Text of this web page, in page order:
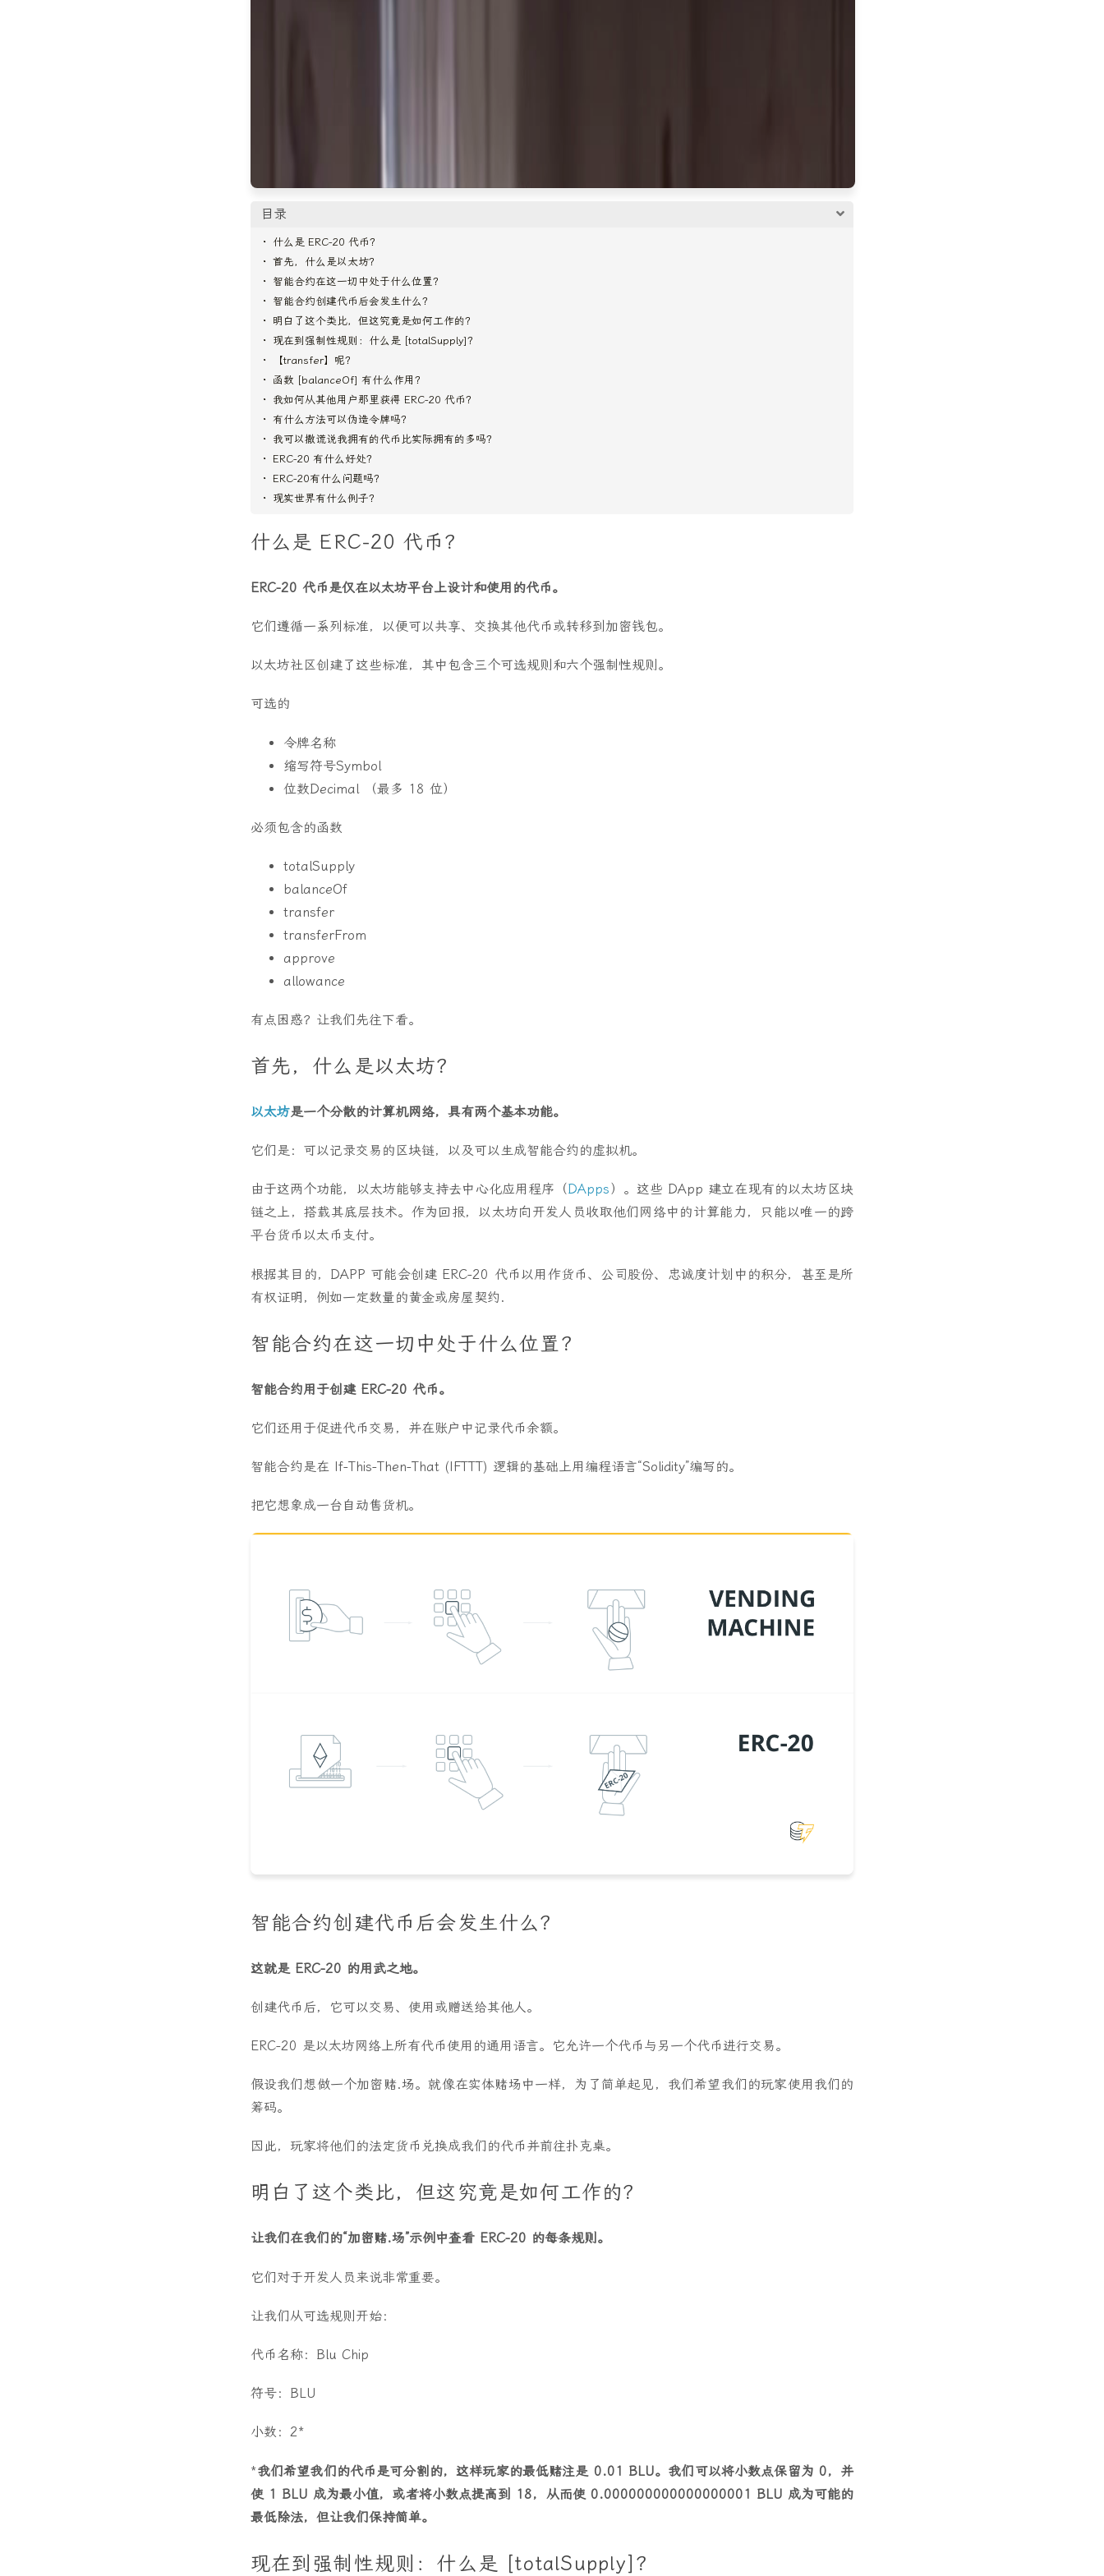
目录
什么是 ERC-20 代币？
首先，什么是以太坊？
智能合约在这一切中处于什么位置？
智能合约创建代币后会发生什么？
明白了这个类比，但这究竟是如何工作的？
现在到强制性规则：什么是 [totalSupply]？
【transfer】呢？
函数 [balanceOf] 有什么作用？
我如何从其他用户那里获得 ERC-20 代币？
有什么方法可以伪造令牌吗？
我可以撒谎说我拥有的代币比实际拥有的多吗？
ERC-20 有什么好处？
ERC-20有什么问题吗？
现实世界有什么例子？
什么是 ERC-20 代币？
ERC-20 代币是仅在以太坊平台上设计和使用的代币。
它们遵循一系列标准，以便可以共享、交换其他代币或转移到加密钱包。
以太坊社区创建了这些标准，其中包含三个可选规则和六个强制性规则。
可选的
令牌名称
缩写符号Symbol
位数Decimal （最多 18 位）
必须包含的函数
totalSupply
balanceOf
transfer
transferFrom
approve
allowance
有点困惑？让我们先往下看。
首先，什么是以太坊？
以太坊是一个分散的计算机网络，具有两个基本功能。
它们是：可以记录交易的区块链，以及可以生成智能合约的虚拟机。
由于这两个功能，以太坊能够支持去中心化应用程序（DApps ）。这些 DApp 建立在现有的以太坊区块
链之上，搭载其底层技术。作为回报，以太坊向开发人员收取他们网络中的计算能力，只能以唯一的跨
平台货币以太币支付。
根据其目的，DAPP 可能会创建 ERC-20 代币以用作货币、公司股份、忠诚度计划中的积分，甚至是所
有权证明，例如一定数量的黄金或房屋契约.
智能合约在这一切中处于什么位置？
智能合约用于创建 ERC-20 代币。
它们还用于促进代币交易，并在账户中记录代币余额。
智能合约是在 If-This-Then-That (IFTTT) 逻辑的基础上用编程语言“Solidity”编写的。
把它想象成一台自动售货机。
智能合约创建代币后会发生什么？
这就是 ERC-20 的用武之地。
创建代币后，它可以交易、使用或赠送给其他人。
ERC-20 是以太坊网络上所有代币使用的通用语言。它允许一个代币与另一个代币进行交易。
假设我们想做一个加密赌.场。就像在实体赌场中一样，为了简单起见，我们希望我们的玩家使用我们的
筹码。
因此，玩家将他们的法定货币兑换成我们的代币并前往扑克桌。
明白了这个类比，但这究竟是如何工作的？
让我们在我们的“加密赌.场”示例中查看 ERC-20 的每条规则。
它们对于开发人员来说非常重要。
让我们从可选规则开始：
代币名称：Blu Chip
符号：BLU
小数：2*
*我们希望我们的代币是可分割的，这样玩家的最低赌注是 0.01 BLU。我们可以将小数点保留为 0，并
使 1 BLU 成为最小值，或者将小数点提高到 18，从而使 0.000000000000000001 BLU 成为可能的
最低除法，但让我们保持简单。
现在到强制性规则：什么是 [totalSupply]？